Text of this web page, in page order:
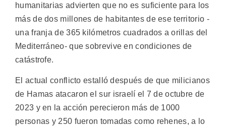
humanitarias advierten que no es suficiente para los
más de dos millones de habitantes de ese territorio -
una franja de 365 kilómetros cuadrados a orillas del
Mediterráneo- que sobrevive en condiciones de
catástrofe.
El actual conflicto estalló después de que milicianos
de Hamas atacaron el sur israelí el 7 de octubre de
2023 y en la acción perecieron más de 1000
personas y 250 fueron tomadas como rehenes, a lo